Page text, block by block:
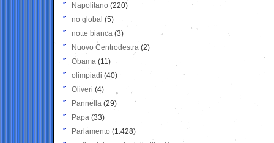
Napolitano (220)
no global (5)
notte bianca (3)
Nuovo Centrodestra (2)
Obama (11)
olimpiadi (40)
Oliveri (4)
Pannella (29)
Papa (33)
Parlamento (1.428)